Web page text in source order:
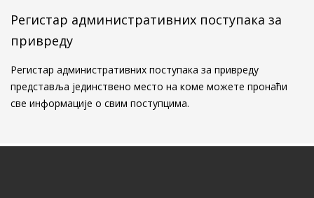
...
Алтун-алем џамији у Новом Пазару
...
Регистар административних поступака за
привреду
Регистар административних поступака за привреду
представља јединствено место на коме можете пронаћи
све информације о свим поступцима.